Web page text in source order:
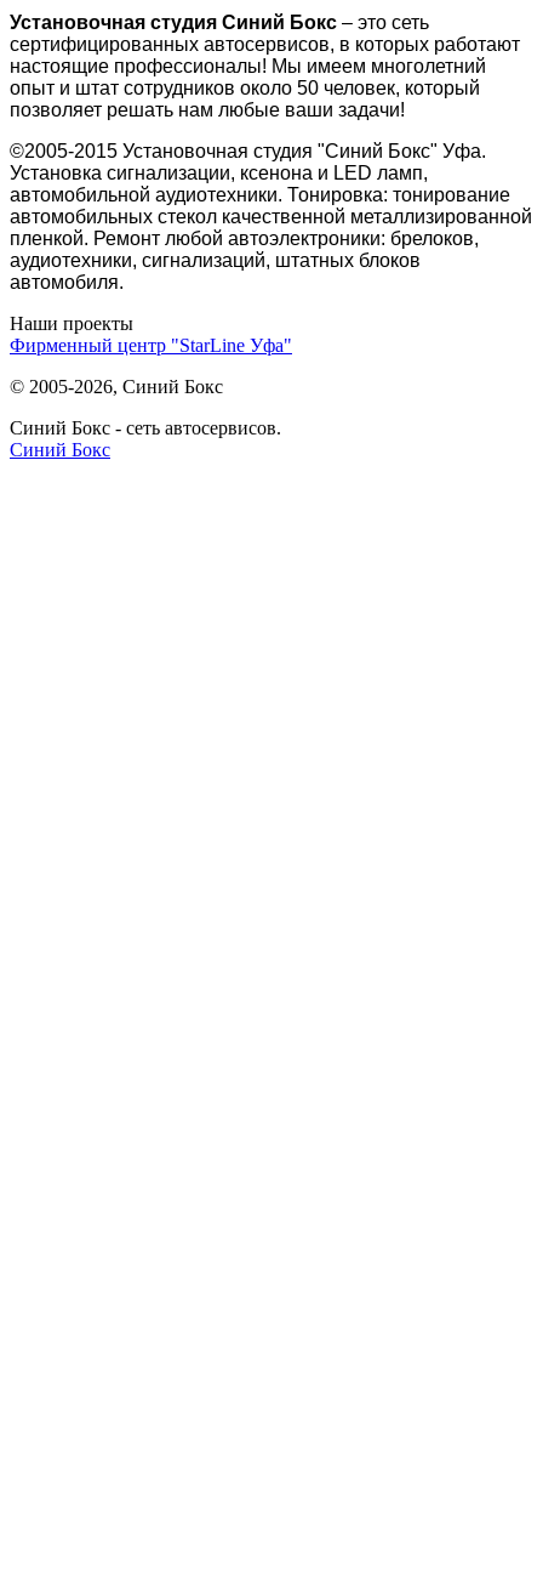
Установочная студия Синий Бокс – это сеть
сертифицированных автосервисов, в которых работают
настоящие профессионалы! Мы имеем многолетний
опыт и штат сотрудников около 50 человек, который
позволяет решать нам любые ваши задачи!
©2005-2015 Установочная студия "Синий Бокс" Уфа.
Установка сигнализации, ксенона и LED ламп,
автомобильной аудиотехники. Тонировка: тонирование
автомобильных стекол качественной металлизированной
пленкой. Ремонт любой автоэлектроники: брелоков,
аудиотехники, сигнализаций, штатных блоков
автомобиля.
Наши проекты
Фирменный центр "StarLine Уфа"
© 2005-2026, Синий Бокс
Синий Бокс - сеть автосервисов.
Синий Бокс